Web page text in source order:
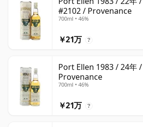
#2102 / Provenance
700ml • 46%
￥21万 ?
Port Ellen 1983 / 24年
Provenance
700ml • 46%
￥21万 ?